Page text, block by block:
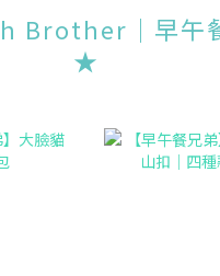
Brother｜早午
★